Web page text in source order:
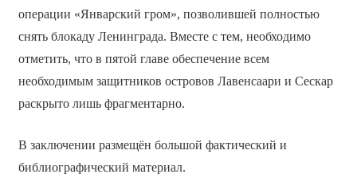
операции «Январский гром», позволившей полностью
снять блокаду Ленинграда. Вместе с тем, необходимо
отметить, что в пятой главе обеспечение всем
необходимым защитников островов Лавенсаари и Сескар
раскрыто лишь фрагментарно.
В заключении размещён большой фактический и
библиографический материал.